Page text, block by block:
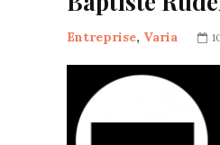
Entreprise, Varia